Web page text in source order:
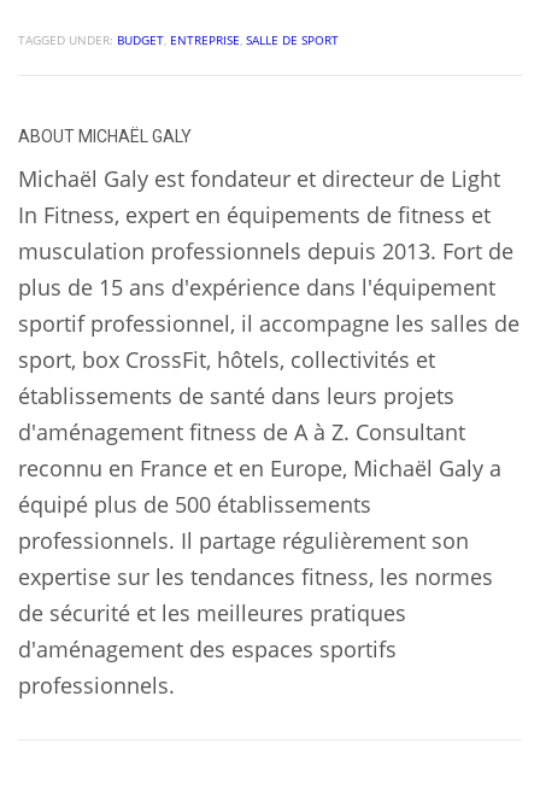
TAGGED UNDER: BUDGET, ENTREPRISE, SALLE DE SPORT
ABOUT MICHAËL GALY
Michaël Galy est fondateur et directeur de Light
In Fitness, expert en équipements de fitness et
musculation professionnels depuis 2013. Fort de
plus de 15 ans d'expérience dans l'équipement
sportif professionnel, il accompagne les salles de
sport, box CrossFit, hôtels, collectivités et
établissements de santé dans leurs projets
d'aménagement fitness de A à Z. Consultant
reconnu en France et en Europe, Michaël Galy a
équipé plus de 500 établissements
professionnels. Il partage régulièrement son
expertise sur les tendances fitness, les normes
de sécurité et les meilleures pratiques
d'aménagement des espaces sportifs
professionnels.